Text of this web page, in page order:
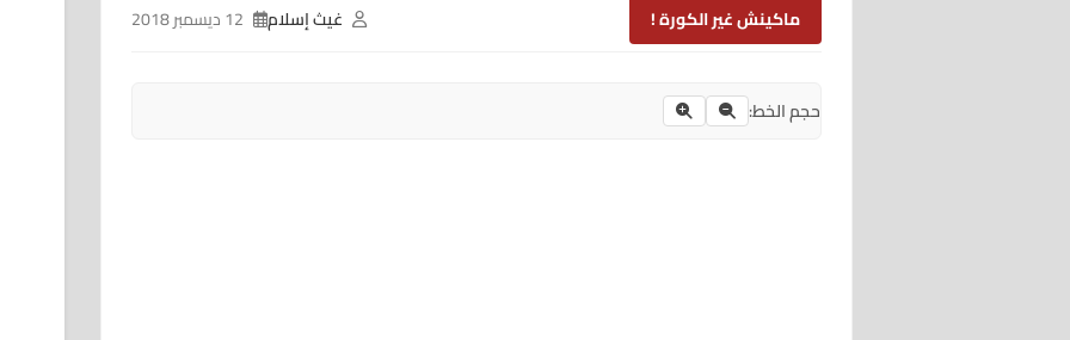
ماكينش غير الكورة ! غيث إسلام
حجم الخط: